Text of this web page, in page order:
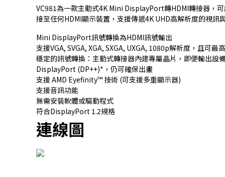
VC981為一款主動式4K Mini DisplayPort轉HDMI轉接器，
接至任何HDMI顯示裝置，支援傳遞4K UHD高解析度的視訊
Mini DisplayPort訊號轉換為HDMI訊號輸出
支援VGA, SVGA, XGA, SXGA, UXGA, 1080p解析度，且可最
穩定的訊號轉換：主動式轉接器內建專屬晶片，即便輸出設
DisplayPort (DP++)*，仍可確保出畫
支援 AMD Eyefinity™ 技術 (可支援多重顯示器)
支援音訊功能
無需安裝軟體或驅動程式
符合DisplayPort 1.2規格
連線圖